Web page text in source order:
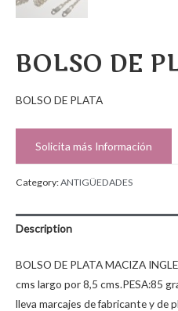
BOLSO DE
BOLSO DE PLATA
Solicita más Información
Category:ANTIGÜEDADES
Description
BOLSO DE PLATA MACIZA
cms largo por 8,5 cms.PESA:85
lleva marcajes de fabricante y de